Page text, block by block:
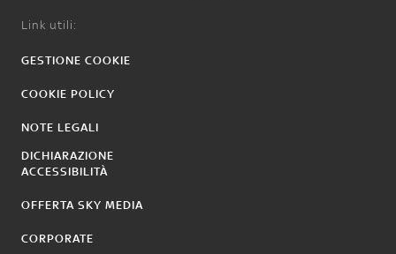
Link utili:
GESTIONE COOKIE
COOKIE POLICY
NOTE LEGALI
DICHIARAZIONE
ACCESSIBILITÀ
OFFERTA SKY MEDIA
CORPORATE